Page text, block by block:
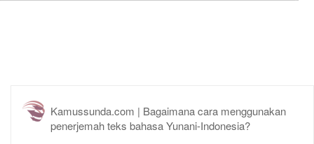
Kamussunda.com | Bagaimana cara menggunakan
penerjemah teks bahasa Yunani-Indonesia?